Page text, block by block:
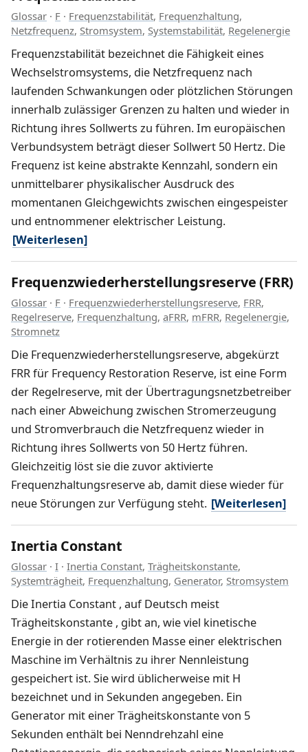
Glossar · F · Frequenzstabilität, Frequenzhaltung,
Netzfrequenz, Stromsystem, Systemstabilität, Regelenergie
Frequenzstabilität bezeichnet die Fähigkeit eines
Wechselstromsystems, die Netzfrequenz nach
laufenden Schwankungen oder plötzlichen Störungen
innerhalb zulässiger Grenzen zu halten und wieder in
Richtung ihres Sollwerts zu führen. Im europäischen
Verbundsystem beträgt dieser Sollwert 50 Hertz. Die
Frequenz ist keine abstrakte Kennzahl, sondern ein
unmittelbarer physikalischer Ausdruck des
momentanen Gleichgewichts zwischen eingespeister
und entnommener elektrischer Leistung.
[Weiterlesen]
Frequenzwiederherstellungsreserve (FRR)
Glossar · F · Frequenzwiederherstellungsreserve, FRR,
Regelreserve, Frequenzhaltung, aFRR, mFRR, Regelenergie,
Stromnetz
Die Frequenzwiederherstellungsreserve, abgekürzt
FRR für Frequency Restoration Reserve, ist eine Form
der Regelreserve, mit der Übertragungsnetzbetreiber
nach einer Abweichung zwischen Stromerzeugung
und Stromverbrauch die Netzfrequenz wieder in
Richtung ihres Sollwerts von 50 Hertz führen.
Gleichzeitig löst sie die zuvor aktivierte
Frequenzhaltungsreserve ab, damit diese wieder für
neue Störungen zur Verfügung steht. [Weiterlesen]
Inertia Constant
Glossar · I · Inertia Constant, Trägheitskonstante,
Systemträgheit, Frequenzhaltung, Generator, Stromsystem
Die Inertia Constant , auf Deutsch meist
Trägheitskonstante , gibt an, wie viel kinetische
Energie in der rotierenden Masse einer elektrischen
Maschine im Verhältnis zu ihrer Nennleistung
gespeichert ist. Sie wird üblicherweise mit H
bezeichnet und in Sekunden angegeben. Ein
Generator mit einer Trägheitskonstante von 5
Sekunden enthält bei Nenndrehzahl eine